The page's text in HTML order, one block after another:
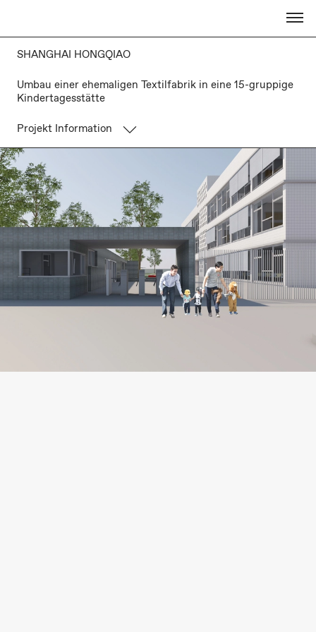
SHANGHAI HONGQIAO
Umbau einer ehemaligen Textilfabrik in eine 15-gruppige
Kindertagesstätte
Projekt Information